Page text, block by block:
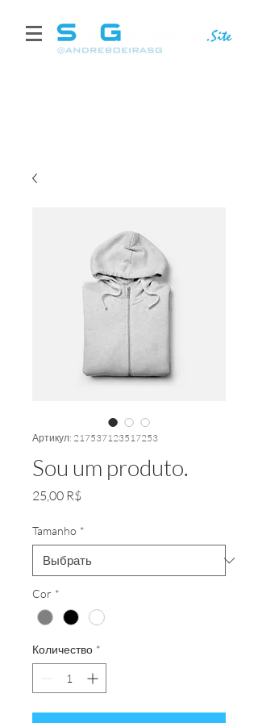
Артикул: 217537123517253
Sou um produto.
25,00 R$Цена
Tamanho *
Cor *
Количество *